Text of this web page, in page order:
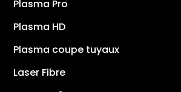
Plasma Pro
Plasma HD
Plasma coupe tuyaux
Laser Fibre